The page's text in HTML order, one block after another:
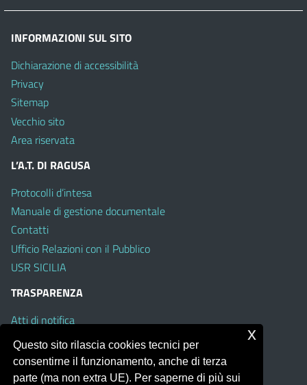
INFORMAZIONI SUL SITO
Dichiarazione di accessibilità
Privacy
Sitemap
Vecchio sito
Area riservata
L’A.T. DI RAGUSA
Protocolli d’intesa
Manuale di gestione documentale
Contatti
Ufficio Relazioni con il Pubblico
USR SICILIA
TRASPARENZA
Atti di notifica
Albo on line
Amministrazione Trasparente
Obiettivi di Accessibilità
Questo sito rilascia cookies tecnici per
consentirne il funzionamento, anche di terza
parte (ma non extra UE). Per saperne di più sui
x